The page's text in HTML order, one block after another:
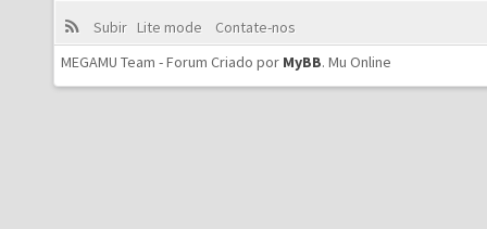
Subir Lite mode
Contate-nos
MEGAMU Team - Forum Criado por MyBB. Mu Online